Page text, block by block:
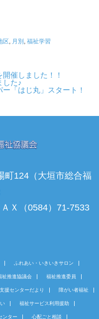
区, 月別 , 福祉学習
催しました！！
した♪
「はじ丸」スタート！
町124（大垣市総合福
Ｘ（0584）71-7533
ふれあい・いきいきサロン
祉推進協議会 福祉推進委員
援センターだより 障がい者福祉
福祉サービス利用援助
ンター 心配ごと相談